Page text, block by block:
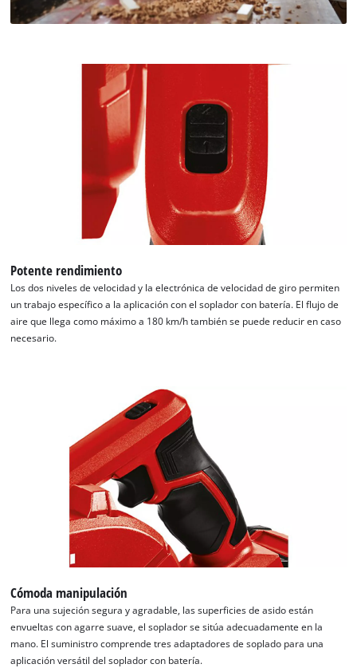
Potente rendimiento
Los dos niveles de velocidad y la electrónica de velocidad de giro permiten
un trabajo específico a la aplicación con el soplador con batería. El flujo de
aire que llega como máximo a 180 km/h también se puede reducir en caso
necesario.
Cómoda manipulación
Para una sujeción segura y agradable, las superficies de asido están
envueltas con agarre suave, el soplador se sitúa adecuadamente en la
mano. El suministro comprende tres adaptadores de soplado para una
aplicación versátil del soplador con batería.